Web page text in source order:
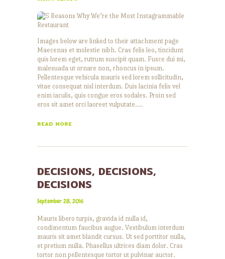
Images below are linked to their attachment page
Maecenas et molestie nibh. Cras felis leo, tincidunt
quis lorem eget, rutrum suscipit quam. Fusce dui mi,
malesuada ut ornare non, rhoncus in ipsum.
Pellentesque vehicula mauris sed lorem sollicitudin,
vitae consequat nisl interdum. Duis lacinia felis vel
enim iaculis, quis congue eros sodales. Proin sed
eros sit amet orci laoreet vulputate.…
READ MORE
DECISIONS, DECISIONS,
DECISIONS
September 28, 2016
Mauris libero turpis, gravida id nulla id,
condimentum faucibus augue. Vestibulum interdum
mauris sit amet blandit cursus. Ut sed porttitor nulla,
et pretium nulla. Phasellus ultrices diam dolor. Cras
tortor non pellentesque tortor ut pulvinar auctor.